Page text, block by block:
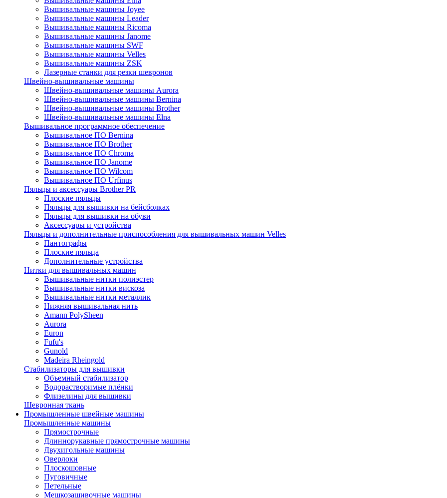
Вышивальные машины Joyee
Вышивальные машины Leader
Вышивальные машины Ricoma
Вышивальные машины Janome
Вышивальные машины SWF
Вышивальные машины Velles
Вышивальные машины ZSK
Лазерные станки для резки шевронов
Швейно-вышивальные машины
Швейно-вышивальные машины Aurora
Швейно-вышивальные машины Bernina
Швейно-вышивальные машины Brother
Швейно-вышивальные машины Elna
Вышивальное программное обеспечение
Вышивальное ПО Bernina
Вышивальное ПО Brother
Вышивальное ПО Chroma
Вышивальное ПО Janome
Вышивальное ПО Wilcom
Вышивальное ПО Urfinus
Пяльцы и аксессуары Brother PR
Плоские пяльцы
Пяльцы для вышивки на бейсболках
Пяльцы для вышивки на обуви
Аксессуары и устройства
Пяльцы и дополнительные приспособления для вышивальных машин Velles
Пантографы
Плоские пяльца
Дополнительные устройства
Нитки для вышивальных машин
Вышивальные нитки полиэстер
Вышивальные нитки вискоза
Вышивальные нитки металлик
Нижняя вышивальная нить
Amann PolySheen
Aurora
Euron
Fufu's
Gunold
Madeira Rheingold
Стабилизаторы для вышивки
Объемный стабилизатор
Водорастворимые плёнки
Флизелины для вышивки
Шевронная ткань
Промышленные швейные машины
Промышленные машины
Прямострочные
Длиннорукавные прямострочные машины
Двухигольные машины
Оверлоки
Плоскошовные
Пуговичные
Петельные
Мешкозашивочные машины